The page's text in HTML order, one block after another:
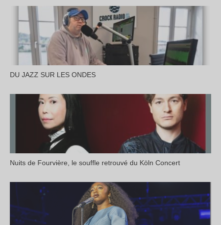
DU JAZZ SUR LES ONDES
Nuits de Fourvière, le souffle retrouvé du Köln Concert